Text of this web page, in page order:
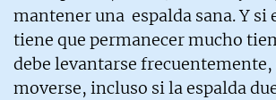
mantener una espalda sana. Y si
tiene que permanecer mucho
debe levantarse
moverse, incluso si la espalda